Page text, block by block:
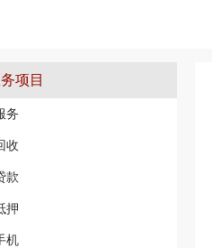
项目
务
收
款
押
机